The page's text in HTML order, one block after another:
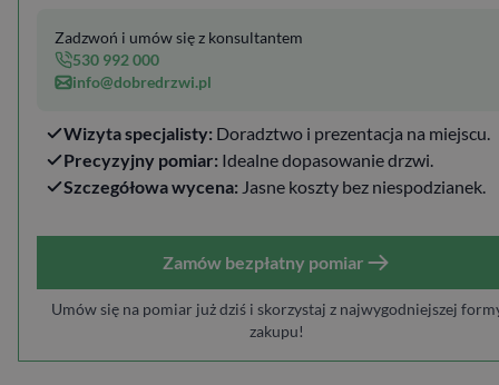
Wizyta specjalisty: Doradztwo i prezentacja na miejscu.
Precyzyjny pomiar: Idealne dopasowanie drzwi.
Szczegółowa wycena: Jasne koszty bez niespodzianek.
Zadzwoń i umów się z konsultantem
530 992 000
info@dobredrzwi.pl
Zamów bezpłatny pomiar
Umów się na pomiar już dziś i skorzystaj z najwygodniejszej
zakupu!